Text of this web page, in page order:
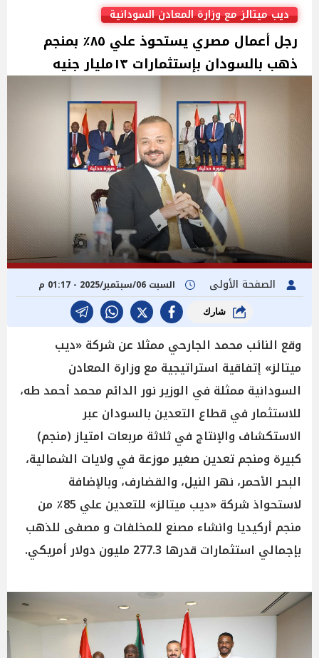
ديب ميتالز مع وزارة المعادن السودانية
رجل أعمال مصري يستحوذ علي ٨٥٪؜ بمنجم
ذهب بالسودان بإستثمارات ١٣مليار جنيه
الصفحة الأولى السبت 06/سبتمبر/2025 - 01:17 م
شارك
وقع النائب محمد الجارحي ممثلا عن شركة «ديب
ميتالز» إتفاقية استراتيجية مع وزارة المعادن
السودانية ممثلة في الوزير نور الدائم محمد أحمد طه،
للاستثمار في قطاع التعدين بالسودان عبر
الاستكشاف والإنتاج في ثلاثة مربعات امتياز (منجم)
كبيرة ومنجم تعدين صغير موزعة في ولايات الشمالية،
البحر الأحمر، نهر النيل، والقضارف، وبالإضافة
لاستحواذ شركة «ديب ميتالز» للتعدين علي 85٪؜ من
منجم أركيديا وانشاء مصنع للمخلفات و مصفى للذهب
بإجمالي استثمارات قدرها 277.3 مليون دولار أمريكي.